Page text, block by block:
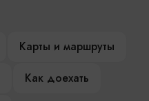
Карты и маршруты
Как доехать